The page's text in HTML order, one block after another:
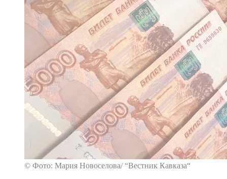
© Фото: Мария Новоселова/ “Вестник Кавказа“